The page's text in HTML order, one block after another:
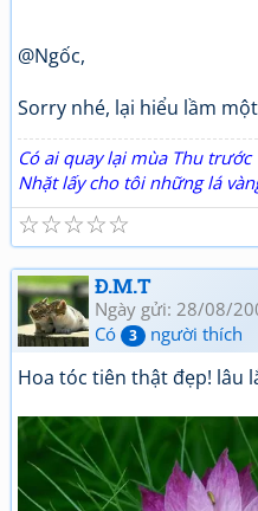
@Ngốc,
Sorry nhé, lại hiểu lầm
Có ai quay lại mùa Thu trước
Nhặt lấy cho tôi những lá
☆
☆
☆
☆
☆
Đ.M.T
Ngày gửi: 28/08/
Có
3 người thích
Hoa tóc tiên thật đẹp! lâu